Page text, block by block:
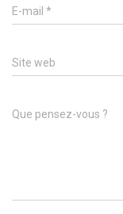
E-mail *
Site web
Que pensez-vous ?